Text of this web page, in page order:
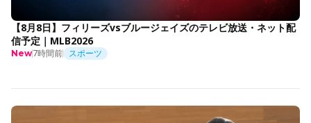
【8月8日】フィリーズvsブルージェイズのテレビ放送・ネット配
信予定｜MLB2026
New7時間前 スポーツ